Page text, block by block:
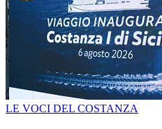
LE VOCI DEL COSTANZA